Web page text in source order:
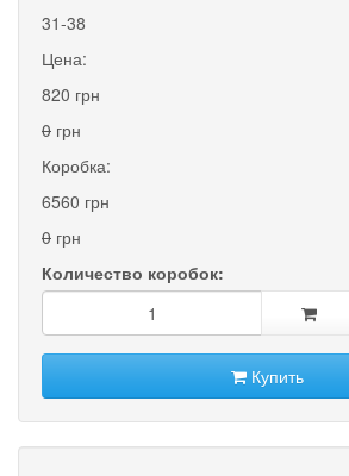
31-38
Цена:
820 грн
0 грн
Коробка:
6560 грн
0 грн
Количество коробок:
Купить